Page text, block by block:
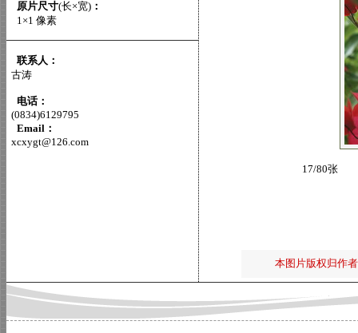
原片尺寸(长×宽) ：
1×1 像素
联系人：
古涛
电话：
(0834)6129795
Email：
xcxygt@126.com
17/80张
本图片版权归作